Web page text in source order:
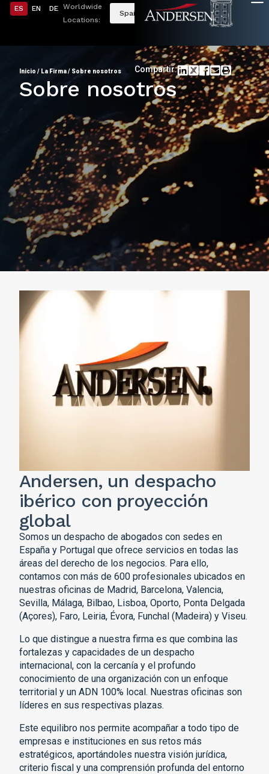
ES EN DE Worldwide
Locations:
Spain
Inicio / La Firma/ Sobre nosotros Compartir:
Sobre nosotros
Andersen, un despacho
ibérico con proyección
global
Somos un despacho de abogados con sedes en
España y Portugal que ofrece servicios en todas las
áreas del derecho de los negocios. Para ello,
contamos con más de 600 profesionales ubicados en
nuestras oficinas de Madrid, Barcelona, Valencia,
Sevilla, Málaga, Bilbao, Lisboa, Oporto, Ponta Delgada
(Açores), Faro, Leiria, Évora, Funchal (Madeira) y Viseu.
Lo que distingue a nuestra firma es que combina las
fortalezas y capacidades de un despacho
internacional, con la cercanía y el profundo
conocimiento de una organización con un enfoque
territorial y un ADN 100% local. Nuestras oficinas son
líderes en sus respectivas plazas.
Este equilibro nos permite acompañar a todo tipo de
empresas e instituciones en sus retos más
estratégicos, aportándoles nuestra visión jurídica,
criterio fiscal y una comprensión profunda del entorno